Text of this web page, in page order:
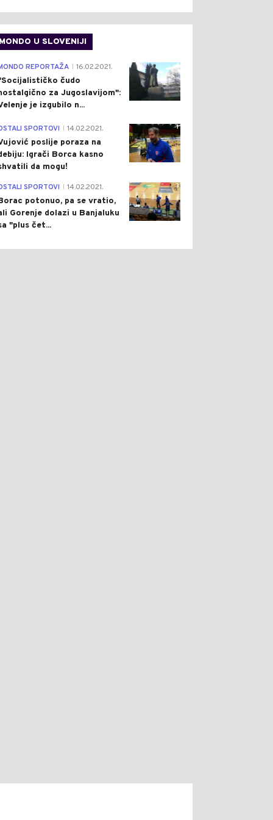
MONDO U SLOVENIJI
4
REPORTAŽA 16.02.2021.
čudo
za Jugoslavijom":
je izgubilo n...
1
SPORTOVI 14.02.2021.
poslije poraza na
Igrači Borca kasno
da mogu!
3
SPORTOVI 14.02.2021.
potonuo, pa se vratio,
Gorenje dolazi u Banjaluku
"plus čet...